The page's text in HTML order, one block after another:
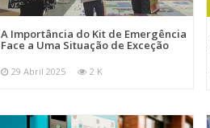
A Importância do Kit de Emergência
Face a Uma Situação de Exceção
29 Abril 2025 2 K